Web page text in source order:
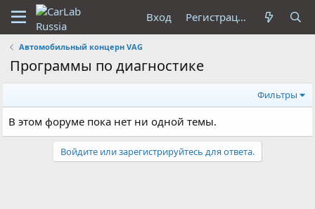
Вход Регистрация
Автомобильный концерн VAG
Программы по диагностике
Фильтры
В этом форуме пока нет ни одной темы.
Войдите или зарегистрируйтесь для ответа.